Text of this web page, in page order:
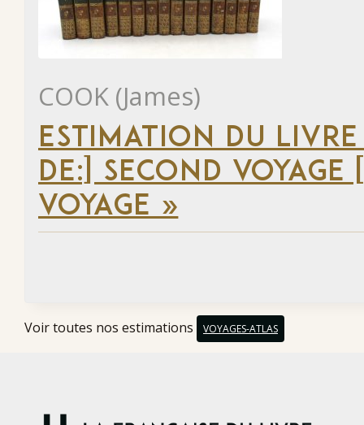
COOK (James)
ESTIMATION DU
DE:] SECOND
VOYAGE »
Voir toutes nos estimations VOYAGES-ATLAS